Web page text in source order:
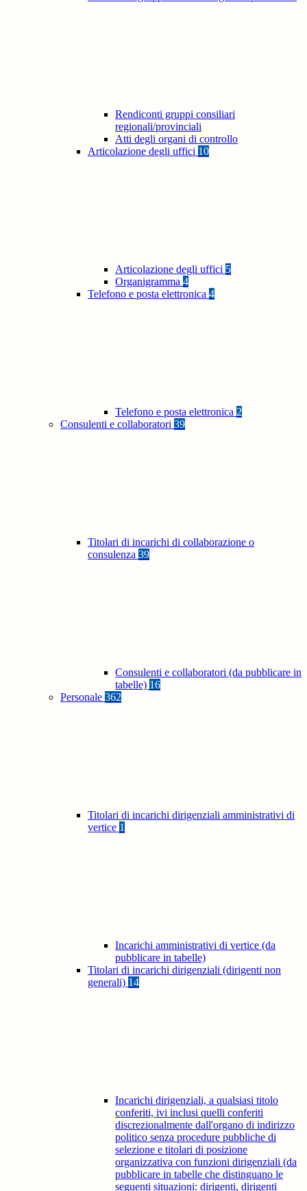
Rendiconti gruppi consiliari
regionali/provinciali
Atti degli organi di controllo
Articolazione degli uffici 10
Articolazione degli uffici 5
Organigramma 4
Telefono e posta elettronica 4
Telefono e posta elettronica 2
Consulenti e collaboratori 39
Titolari di incarichi di collaborazione o
consulenza 39
Consulenti e collaboratori (da pubblicare in
tabelle) 16
Personale 362
Titolari di incarichi dirigenziali amministrativi di
vertice 1
Incarichi amministrativi di vertice (da
pubblicare in tabelle)
Titolari di incarichi dirigenziali (dirigenti non
generali) 14
Incarichi dirigenziali, a qualsiasi titolo
conferiti, ivi inclusi quelli conferiti
discrezionalmente dall'organo di indirizzo
politico senza procedure pubbliche di
selezione e titolari di posizione
organizzativa con funzioni dirigenziali (da
pubblicare in tabelle che distinguano le
seguenti situazioni: dirigenti, dirigenti